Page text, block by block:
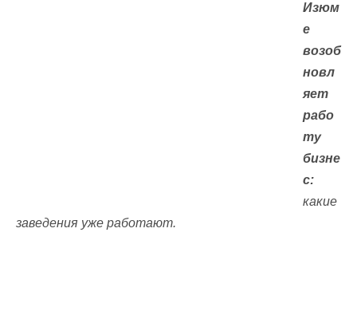
Изюм
е
возоб
новл
яет
рабо
ту
бизне
с:
какие
заведения уже работают.